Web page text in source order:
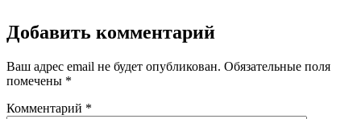
Добавить комментарий
Ваш адрес email не будет опубликован. Обязательные поля
помечены *
Комментарий *